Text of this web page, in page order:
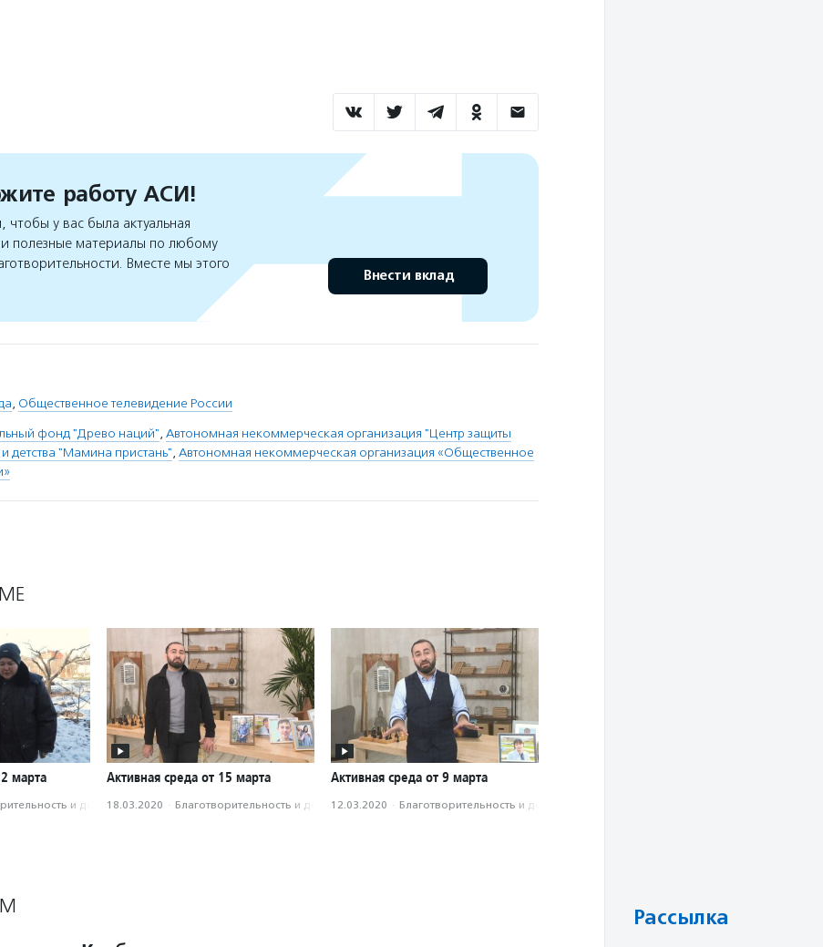
работу АСИ!
у вас была актуальная
полезные материалы по любому
Вместе мы этого
Внести вклад
, Общественное телевидение России
фонд "Древо наций", Автономная некоммерческая организация "Центр защиты
детства "Мамина пристань", Автономная некоммерческая организация «Общественное
марта
и доброволь­чест­во
Активная среда от 15 марта
18.03.2020 · Благотвори­тель­ность и доброволь­чест­во
Активная среда от 9 марта
12.03.2020 · Благотвори­тель­ность и доброволь­чест­во
Рассылка